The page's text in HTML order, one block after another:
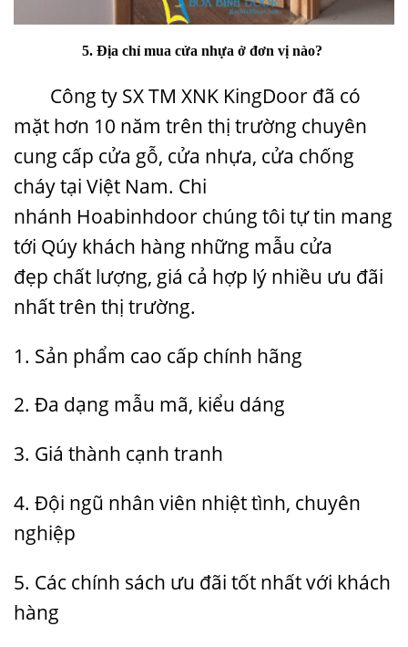
5. Địa chỉ mua cửa nhựa ở đơn vị nào?
Công ty SX TM XNK KingDoor đã có
mặt hơn 10 năm trên thị trường chuyên
cung cấp cửa gỗ, cửa nhựa, cửa chống
cháy tại Việt Nam. Chi
nhánh Hoabinhdoor chúng tôi tự tin mang
tới Qúy khách hàng những mẫu cửa
đẹp chất lượng, giá cả hợp lý nhiều ưu đãi
nhất trên thị trường.
1. Sản phẩm cao cấp chính hãng
2. Đa dạng mẫu mã, kiểu dáng
3. Giá thành cạnh tranh
4. Đội ngũ nhân viên nhiệt tình, chuyên
nghiệp
5. Các chính sách ưu đãi tốt nhất với khách
hàng